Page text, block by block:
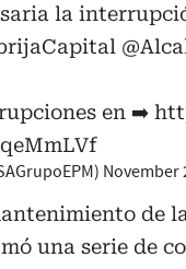
la
en ➡️
November
de
una serie de